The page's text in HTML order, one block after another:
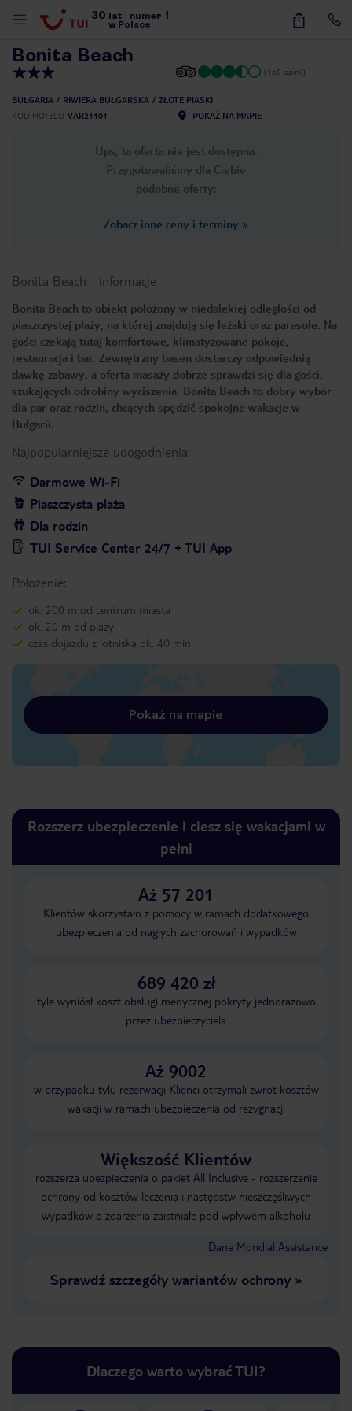
30 lat numer 1
w Polsce
15
Bonita Beach
(168 opinii)
BUŁGARIA RIWIERA BUŁGARSKA
ZŁOTE PIASKI
KOD HOTELU VAR21101 POKAŻ NA MAPIE
Ups, ta oferta nie jest dostępna.
Przygotowaliśmy dla Ciebie
podobne oferty:
Zobacz inne ceny i terminy »
Bonita Beach - informacje
Bonita Beach to obiekt położony w niedalekiej odległości od
piaszczystej plaży, na której znajdują się leżaki oraz parasole. Na
gości czekają tutaj komfortowe, klimatyzowane pokoje,
restauracja i bar. Zewnętrzny basen dostarczy odpowiednią
dawkę zabawy, a oferta masaży dobrze sprawdzi się dla gości,
szukających odrobiny wyciszenia. Bonita Beach to dobry wybór
dla par oraz rodzin, chcących spędzić spokojne wakacje w
Bułgarii.
Najpopularniejsze udogodnienia:
Darmowe Wi-Fi
Piaszczysta plaża
Dla rodzin
TUI Service Center 24/7 + TUI App
Położenie:
ok. 200 m od centrum miasta
ok. 20 m od plaży
czas dojazdu z lotniska ok. 40 min
Pokaż na mapie
Rozszerz ubezpieczenie i ciesz się wakacjami w
pełni
Aż 57 201
Klientów skorzystało z pomocy w ramach dodatkowego
ubezpieczenia od nagłych zachorowań i wypadków
689 420 zł
tyle wyniósł koszt obsługi medycznej pokryty jednorazowo
przez ubezpieczyciela
Aż 9002
w przypadku tylu rezerwacji Klienci otrzymali zwrot kosztów
wakacji w ramach ubezpieczenia od rezygnacji
Większość Klientów
rozszerza ubezpieczenia o pakiet All Inclusive - rozszerzenie
ochrony od kosztów leczenia i następstw nieszczęśliwych
wypadków o zdarzenia zaistniałe pod wpływem alkoholu
Dane Mondial Assistance
Sprawdź szczegóły wariantów ochrony»
Dlaczego warto wybrać TUI?